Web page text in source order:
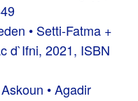
• Setti-Fatma +
d`Ifni, 2021, ISBN
• Agadir